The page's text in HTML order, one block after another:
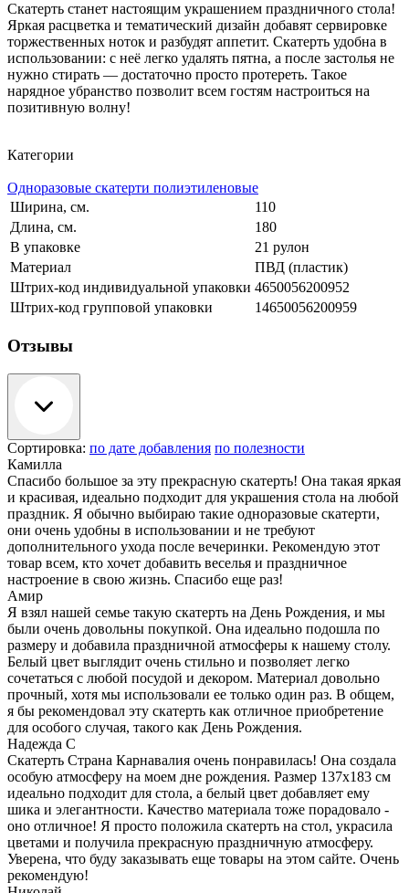
Скатерть станет настоящим украшением праздничного стола!
Яркая расцветка и тематический дизайн добавят сервировке
торжественных ноток и разбудят аппетит. Скатерть удобна в
использовании: с неё легко удалять пятна, а после застолья не
нужно стирать — достаточно просто протереть. Такое
нарядное убранство позволит всем гостям настроиться на
позитивную волну!
Категории
Одноразовые скатерти полиэтиленовые
Ширина, см.
110
Длина, см.
180
В упаковке
21 рулон
Материал
ПВД (пластик)
Штрих-код индивидуальной упаковки 4650056200952
Штрих-код групповой упаковки
14650056200959
Отзывы
Сортировка: по дате добавления по полезности
Камилла
Спасибо большое за эту прекрасную скатерть! Она такая яркая
и красивая, идеально подходит для украшения стола на любой
праздник. Я обычно выбираю такие одноразовые скатерти,
они очень удобны в использовании и не требуют
дополнительного ухода после вечеринки. Рекомендую этот
товар всем, кто хочет добавить веселья и праздничное
настроение в свою жизнь. Спасибо еще раз!
Амир
Я взял нашей семье такую скатерть на День Рождения, и мы
были очень довольны покупкой. Она идеально подошла по
размеру и добавила праздничной атмосферы к нашему столу.
Белый цвет выглядит очень стильно и позволяет легко
сочетаться с любой посудой и декором. Материал довольно
прочный, хотя мы использовали ее только один раз. В общем,
я бы рекомендовал эту скатерть как отличное приобретение
для особого случая, такого как День Рождения.
Надежда С
Скатерть Страна Карнавалия очень понравилась! Она создала
особую атмосферу на моем дне рождения. Размер 137х183 см
идеально подходит для стола, а белый цвет добавляет ему
шика и элегантности. Качество материала тоже порадовало -
оно отличное! Я просто положила скатерть на стол, украсила
цветами и получила прекрасную праздничную атмосферу.
Уверена, что буду заказывать еще товары на этом сайте. Очень
рекомендую!